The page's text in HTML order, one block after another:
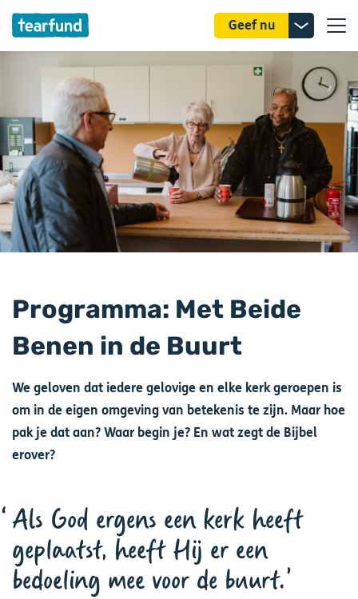
Geef nu
Programma: Met Beide
Benen in de Buurt
We geloven dat iedere gelovige en elke kerk geroepen is
om in de eigen omgeving van betekenis te zijn. Maar hoe
pak je dat aan? Waar begin je? En wat zegt de Bijbel
erover?
Als God ergens een kerk heeft
geplaatst, heeft Hij er een
bedoeling mee voor de buurt.